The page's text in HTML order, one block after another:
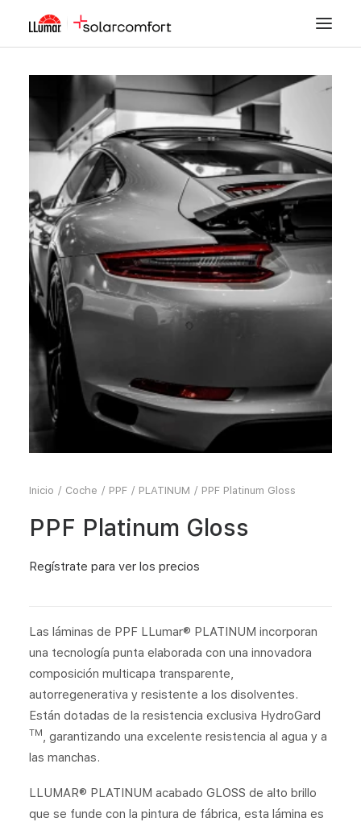
LÁMINAS SOLARES
SEGURIDAD
DECORACIÓN
TINTADO DE LUNAS
PPF
ACCESORIOS
MI CUENTA
Inicio Coche PPF PLATINUM PPF Platinum Gloss
PPF Platinum Gloss
Regístrate para ver los precios
Las láminas de PPF LLumar® PLATINUM incorporan
una tecnología punta elaborada con una innovadora
composición multicapa transparente,
autorregenerativa y resistente a los disolventes.
Están dotadas de la resistencia exclusiva HydroGard
TM, garantizando una excelente resistencia al agua y a
las manchas.
LLUMAR® PLATINUM acabado GLOSS de alto brillo
que se funde con la pintura de fábrica, esta lámina es